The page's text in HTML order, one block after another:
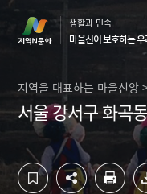
컨
영
바
기
하
역
로
생활과 민속
마을신이 보호하는
지역을 대표하는 마을신앙
서울 강서구 화곡